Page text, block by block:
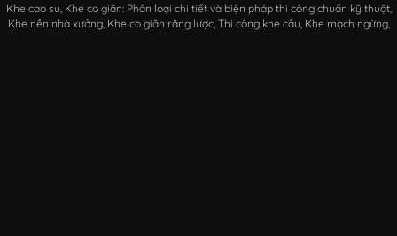
Khe cao su Khe co giãn: Phân loại chi tiết và biện pháp thi công chuẩn kỹ thuật
Khe nền nhà xưởng Khe co giãn răng lược Thi công khe cầu Khe mạch ngừng